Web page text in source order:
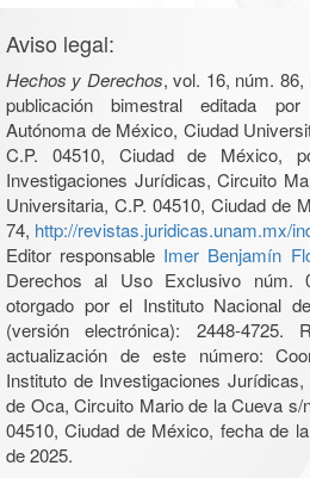
Aviso legal:
Hechos y Derechos, vol. 16, núm.
publicación bimestral editada
Autónoma de México, Ciudad
C.P. 04510, Ciudad de México,
Investigaciones Jurídicas, Circuito
Universitaria, C.P. 04510, Ciudad de
74, http://revistas.juridicas.unam.mx/
Editor responsable Imer Benjamín
Derechos al Uso Exclusivo núm.
otorgado por el Instituto Nacional
(versión electrónica): 2448-4725.
actualización de este número:
Instituto de Investigaciones
de Oca, Circuito Mario de la Cueva s/
04510, Ciudad de México, fecha de
de 2025.